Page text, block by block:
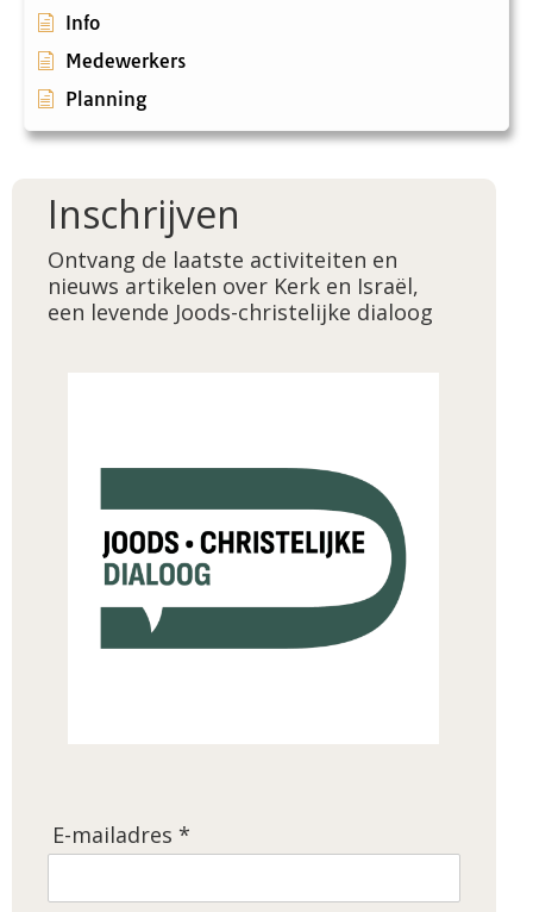
Info
Medewerkers
Planning
Inschrijven
Ontvang de laatste activiteiten en
nieuws artikelen over Kerk en Israël,
een levende Joods-christelijke dialoog
E-mailadres *